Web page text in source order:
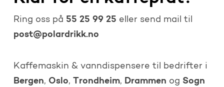
Ring oss på 55 25 99 25 eller send mail til
post@polardrikk.no
Kaffemaskin & vanndispensere til bedrifter i
Bergen, Oslo, Trondheim, Drammen og Sogn